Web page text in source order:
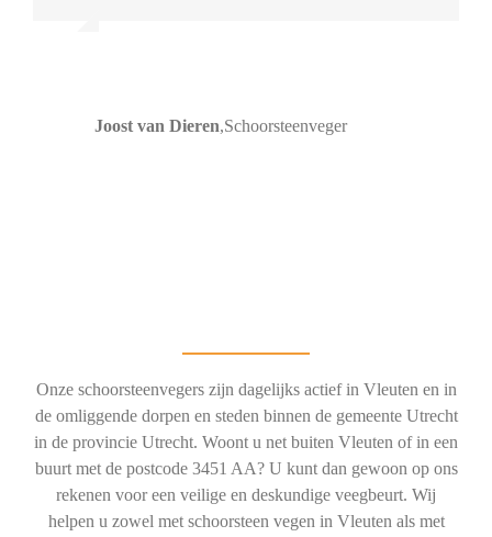
Joost van Dieren,Schoorsteenveger
Onze schoorsteenvegers zijn dagelijks actief in Vleuten en in
de omliggende dorpen en steden binnen de gemeente Utrecht
in de provincie Utrecht. Woont u net buiten Vleuten of in een
buurt met de postcode 3451 AA? U kunt dan gewoon op ons
rekenen voor een veilige en deskundige veegbeurt. Wij
helpen u zowel met schoorsteen vegen in Vleuten als met